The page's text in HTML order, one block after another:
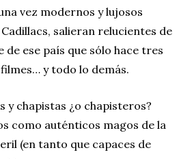
vez modernos y lujosos
salieran relucientes de
de ese país que sólo hace tres
y todo lo demás.
y chapistas ¿o chapisteros?
como auténticos magos de la
(en tanto que capaces de